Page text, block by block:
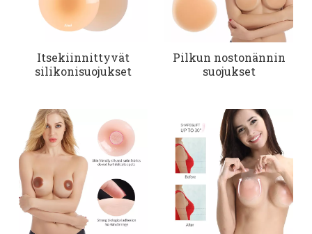
Itsekiinnittyvät
silikonisuojukset
Pilkun nostonännin
suojukset